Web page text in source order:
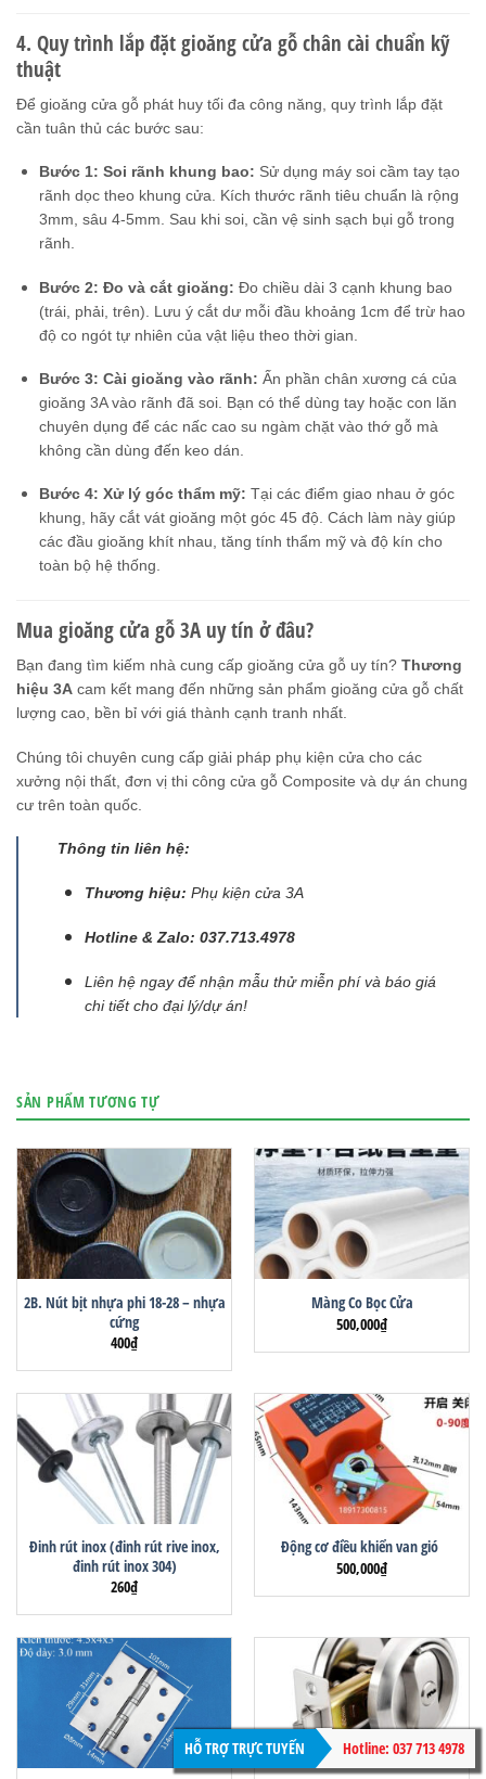
4. Quy trình lắp đặt gioăng cửa gỗ chân cài chuẩn kỹ
thuật
Để gioăng cửa gỗ phát huy tối đa công năng, quy trình lắp đặt
cần tuân thủ các bước sau:
Bước 1: Soi rãnh khung bao: Sử dụng máy soi cầm tay tạo
rãnh dọc theo khung cửa. Kích thước rãnh tiêu chuẩn là rộng
3mm, sâu 4-5mm. Sau khi soi, cần vệ sinh sạch bụi gỗ trong
rãnh.
Bước 2: Đo và cắt gioăng: Đo chiều dài 3 cạnh khung bao
(trái, phải, trên). Lưu ý cắt dư mỗi đầu khoảng 1cm để trừ hao
độ co ngót tự nhiên của vật liệu theo thời gian.
Bước 3: Cài gioăng vào rãnh: Ấn phần chân xương cá của
gioăng 3A vào rãnh đã soi. Bạn có thể dùng tay hoặc con lăn
chuyên dụng để các nấc cao su ngàm chặt vào thớ gỗ mà
không cần dùng đến keo dán.
Bước 4: Xử lý góc thẩm mỹ: Tại các điểm giao nhau ở góc
khung, hãy cắt vát gioăng một góc 45 độ. Cách làm này giúp
các đầu gioăng khít nhau, tăng tính thẩm mỹ và độ kín cho
toàn bộ hệ thống.
Mua gioăng cửa gỗ 3A uy tín ở đâu?
Bạn đang tìm kiếm nhà cung cấp gioăng cửa gỗ uy tín? Thương
hiệu 3A cam kết mang đến những sản phẩm gioăng cửa gỗ chất
lượng cao, bền bỉ với giá thành cạnh tranh nhất.
Chúng tôi chuyên cung cấp giải pháp phụ kiện cửa cho các
xưởng nội thất, đơn vị thi công cửa gỗ Composite và dự án chung
cư trên toàn quốc.
Thông tin liên hệ:
Thương hiệu: Phụ kiện cửa 3A
Hotline & Zalo: 037.713.4978
Liên hệ ngay để nhận mẫu thử miễn phí và báo giá
chi tiết cho đại lý/dự án!
SẢN PHẨM TƯƠNG TỰ
2B. Nút bịt nhựa phi 18-28 – nhựa
cứng
400₫
Màng Co Bọc Cửa
500,000₫
Đinh rút inox (đinh rút rive inox,
đinh rút inox 304)
260₫
Động cơ điều khiển van gió
500,000₫
HỖ TRỢ TRỰC TUYẾN Hotline: 037 713 4978